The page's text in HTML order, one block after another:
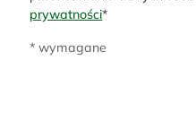
prywatności*
* wymagane